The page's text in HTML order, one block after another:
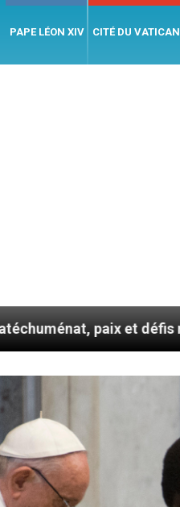
PAPE LÉON XIV CITÉ DU VATICAN
et défis migratoires